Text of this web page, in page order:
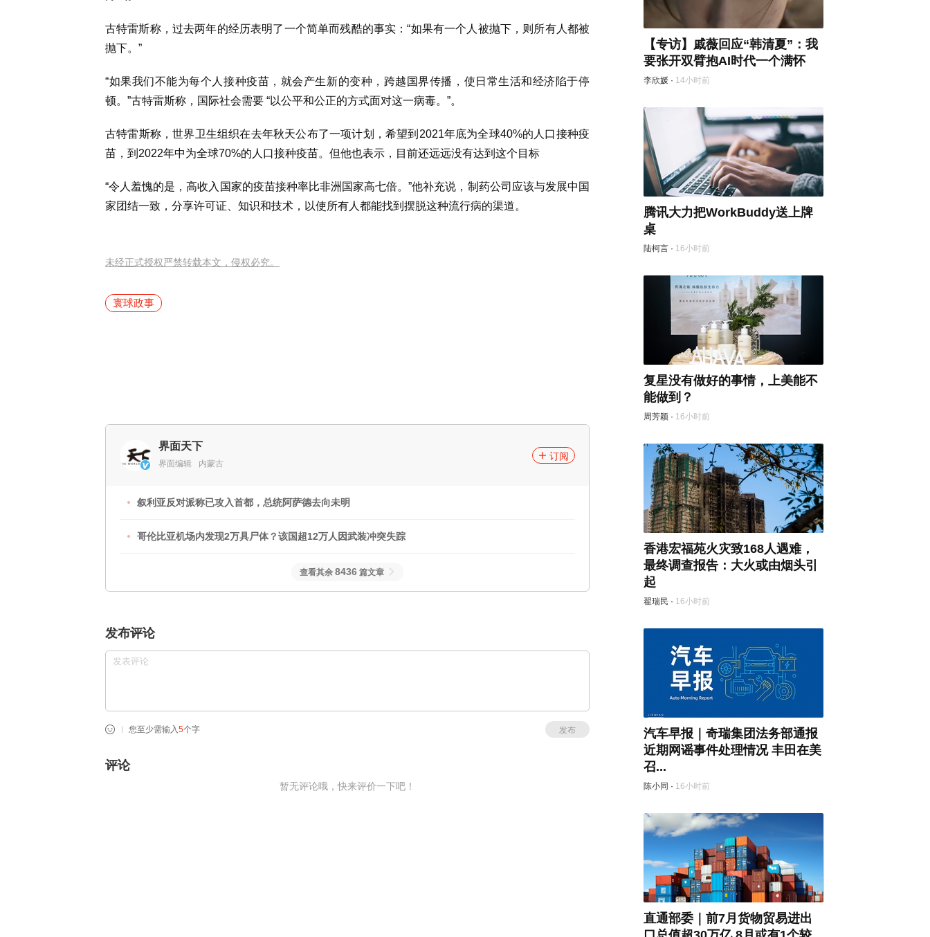
古特雷斯称，过去两年的经历表明了一个简单而残酷的事实：“如果有一个人被抛下，则所有人都被
抛下。”
“如果我们不能为每个人接种疫苗，就会产生新的变种，跨越国界传播，使日常生活和经济陷于停
顿。”古特雷斯称，国际社会需要 “以公平和公正的方式面对这一病毒。”。
古特雷斯称，世界卫生组织在去年秋天公布了一项计划，希望到2021年底为全球40%的人口接种疫
苗，到2022年中为全球70%的人口接种疫苗。但他也表示，目前还远远没有达到这个目标
“令人羞愧的是，高收入国家的疫苗接种率比非洲国家高七倍。”他补充说，制药公司应该与发展中国
家团结一致，分享许可证、知识和技术，以使所有人都能找到摆脱这种流行病的渠道。
未经正式授权严禁转载本文，侵权必究。
寰球政事
界面天下
界面编辑 内蒙古
订阅
叙利亚反对派称已攻入首都，总统阿萨德去向未明
哥伦比亚机场内发现2万具尸体？该国超12万人因武装冲突失踪
查看其余 8436 篇文章
发布评论
您至少需输入 5个字 发布
评论
暂无评论哦，快来评价一下吧！
【专访】戚薇回应“韩清夏”：我
要张开双臂抱AI时代一个满怀
李欣媛 · 14小时前
腾讯大力把WorkBuddy送上牌
桌
陆柯言 · 16小时前
复星没有做好的事情，上美能不
能做到？
周芳颖 · 16小时前
香港宏福苑火灾致168人遇难，
最终调查报告：大火或由烟头引
起
翟瑞民 · 16小时前
汽车早报｜奇瑞集团法务部通报
近期网谣事件处理情况 丰田在美
召...
陈小同 · 16小时前
直通部委｜前7月货物贸易进出